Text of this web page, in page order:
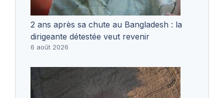
2 ans après sa chute au Bangladesh : la
dirigeante détestée veut revenir
6 août 2026